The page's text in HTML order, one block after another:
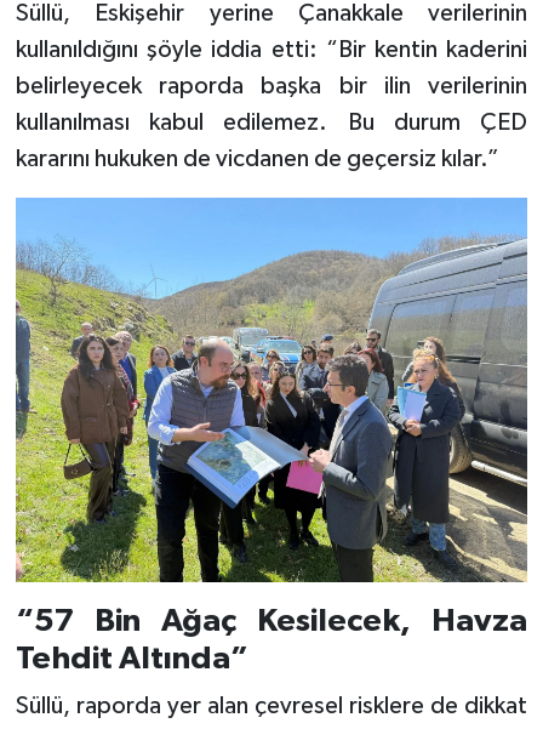
Süllü, Eskişehir yerine Çanakkale verilerinin
kullanıldığını şöyle iddia etti: “Bir kentin kaderini
belirleyecek raporda başka bir ilin verilerinin
kullanılması kabul edilemez. Bu durum ÇED
kararını hukuken de vicdanen de geçersiz kılar.”
“57 Bin Ağaç Kesilecek, Havza
Tehdit Altında”
Süllü, raporda yer alan çevresel risklere de dikkat